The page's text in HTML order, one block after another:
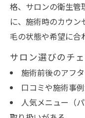
格、サロンの衛生管
に、施術時のカウ
毛の状態や希望に合
サロン選びのチ
施術前後のアフ
口コミや施術事
人気メニュー（